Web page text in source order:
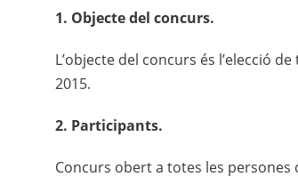
1. Objecte del concurs.
L’objecte del concurs és l’elecció
2015.
2. Participants.
Concurs obert a totes les persones